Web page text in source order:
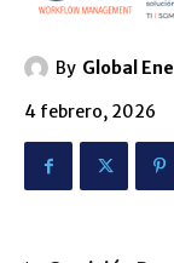
By Global
4 febrero, 2026